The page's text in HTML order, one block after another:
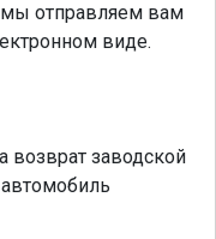
мы отправляем вам
виде.
возврат заводской